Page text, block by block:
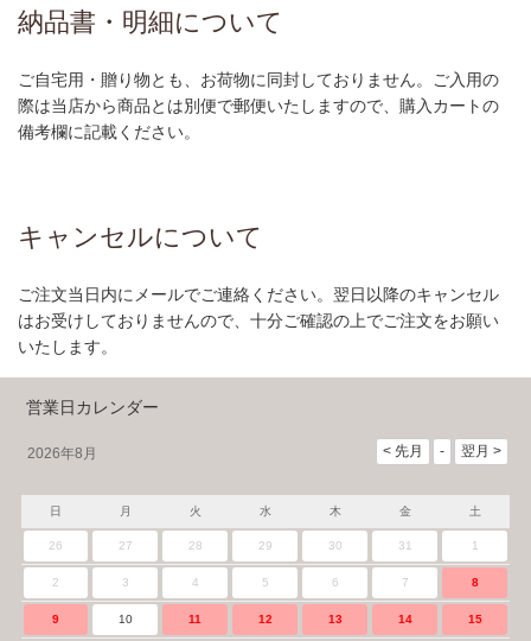
納品書・明細について
ご自宅用・贈り物とも、お荷物に同封しておりません。ご入用の
際は当店から商品とは別便で郵便いたしますので、購入カートの
備考欄に記載ください。
キャンセルについて
ご注文当日内にメールでご連絡ください。翌日以降のキャンセル
はお受けしておりませんので、十分ご確認の上でご注文をお願い
いたします。
営業日カレンダー
2026年8月
日 月 火 水 木 金 土
26 27 28 29 30 31 1
2 3 4 5 6 7 8
9 10 11 12 13 14 15